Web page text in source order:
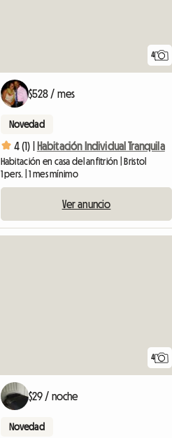
4
$528 / mes
Novedad
4 (1) | Habitación Individual Tranquila
Habitación en casa del anfitrión | Bristol
1 pers. | 1 mes mínimo
Ver anuncio
4
$29 / noche
Novedad